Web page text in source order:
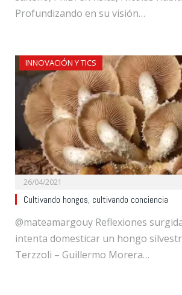
Profundizando en su visión…
INNOVACIÓN Y TICS
26/04/2021
Cultivando hongos, cultivando conciencia
@mateamargouy Reflexiones
intenta domesticar un hongo
Terzzoli – Guillermo Morera…